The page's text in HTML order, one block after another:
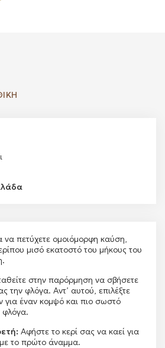
να πετύχετε ομοιόμορφη καύση,
μισό εκατοστό του μήκους του
στην παρόρμηση να σβήσετε
την φλόγα. Αντ’ αυτού, επιλέξτε
για έναν κομψό και πιο σωστό
φλόγα.
Αφήστε το κερί σας να καεί για
το πρώτο άναμμα.